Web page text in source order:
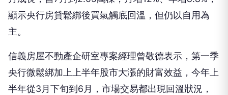
顯示央行房貸鬆綁後買氣觸底回溫，但仍以自用為
主。
信義房屋不動產企研室專案經理曾敬德表示，第一季
央行微鬆綁加上上半年股市大漲的財富效益，今年上
半年從3月下旬到6月，市場交易都出現回溫狀況，